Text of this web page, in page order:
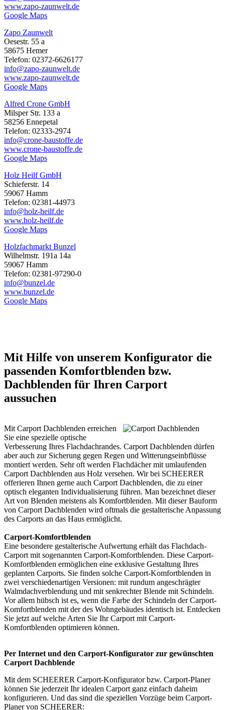
www.zapo-zaunwelt.de
Google Maps
Zapo Zaunwelt
Oesestr. 55 a
58675 Hemer
Telefon: 02372-6626177
info@zapo-zaunwelt.de
www.zapo-zaunwelt.de
Google Maps
Alfred Crone GmbH
Milsper Str. 133 a
58256 Ennepetal
Telefon: 02333-2974
info@crone-baustoffe.de
www.crone-baustoffe.de
Google Maps
Holz Heilf GmbH
Schieferstr. 14
59067 Hamm
Telefon: 02381-44973
info@holz-heilf.de
www.holz-heilf.de
Google Maps
Holzfachmarkt Bunzel
Wilhelmstr. 191a 14a
59067 Hamm
Telefon: 02381-97290-0
info@bunzel.de
www.bunzel.de
Google Maps
Mit Hilfe von unserem Konfigurator die
passenden Komfortblenden bzw.
Dachblenden für Ihren Carport
aussuchen
Mit Carport Dachblenden erreichen
Sie eine spezielle optische
Verbesserung Ihres Flachdachrandes. Carport Dachblenden dürfen
aber auch zur Sicherung gegen Regen und Witterungseinbflüsse
montiert werden. Sehr oft werden Flachdächer mit umlaufenden
Carport Dachblenden aus Holz versehen. Wir bei SCHEERER
offerieren Ihnen gerne auch Carport Dachblenden, die zu einer
optisch eleganten Individualisierung führen. Man bezeichnet dieser
Art von Blenden meistens als Komfortblenden. Mit dieser Bauform
von Carport Dachblenden wird oftmals die gestalterische Anpassung
des Carports an das Haus ermöglicht.
Carport-Komfortblenden
Eine besondere gestalterische Aufwertung erhält das Flachdach-
Carport mit sogenannten Carport-Komfortblenden. Diese Carport-
Komfortblenden ermöglichen eine exklusive Gestaltung Ihres
geplanten Carports. Sie finden solche Carport-Komfortblenden in
zwei verschiedenartigen Versionen: mit rundum angeschrägter
Walmdachverblendung und mit senkrechter Blende mit Schindeln.
Vor allem hübsch ist es, wenn die Farbe der Schindeln der Carport-
Komfortblenden mit der des Wohngebäudes identisch ist. Entdecken
Sie jetzt auf welche Arten Sie Ihr Carport mit Carport-
Komfortblenden optimieren können.
Per Internet und den Carport-Konfigurator zur gewünschten
Carport Dachblende
Mit dem SCHEERER Carport-Konfiguratorbzw. Carport-Planer
können Sie jederzeit Ihr idealen Carport ganz einfach daheim
konfigurieren. Und das sind die speziellen Vorzüge beim Carport-
Planer von SCHEERER: